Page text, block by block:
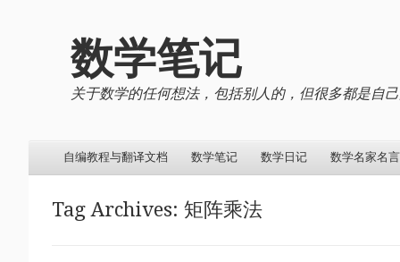
数学笔记
关于数学的任何想法，包括别人的，但很多都是自己
Menu
Skip to content
自编教程与翻译文档 数学笔记 数学日记 数学名家名言
Tag Archives: 矩阵乘法